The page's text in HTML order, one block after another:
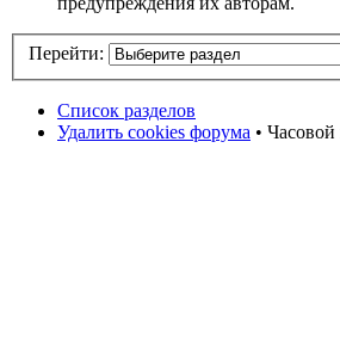
Перейти:
Список разделов
Удалить cookies форума •